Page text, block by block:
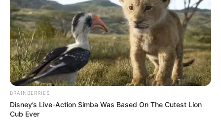
01:48 / 21 Dekabr 2025 ПОЛИТИКА
Алиева ждут в Санкт-Петербурге
2163 0
BRAINBERRIES
Disney’s Live-Action Simba Was Based On The Cutest Lion
Cub Ever